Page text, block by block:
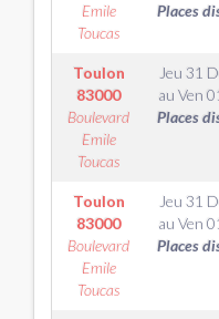
Emile
Toucas
Places
Toulon
83000
Boulevard
Emile
Toucas
Jeu 31
au Ven
Places
Toulon
83000
Boulevard
Emile
Toucas
Jeu 31
au Ven
Places